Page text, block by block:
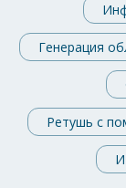
Генерация
Ретушь с